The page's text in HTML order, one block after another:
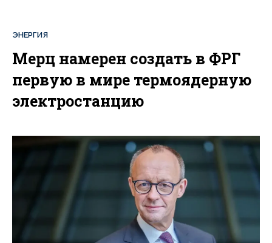
ЭНЕРГИЯ
Мерц намерен создать в ФРГ
первую в мире термоядерную
электростанцию